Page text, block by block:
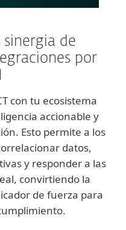
sinergia de
por
con tu ecosistema
accionable y
Esto permite a los
datos,
y responder a las
convirtiendo la
de fuerza para